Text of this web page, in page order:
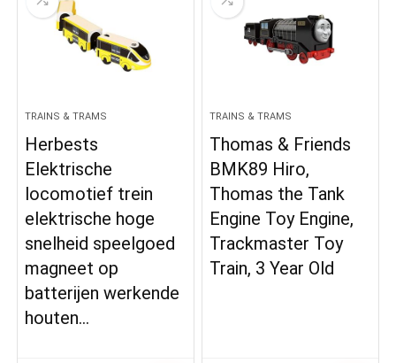
TRAINS & TRAMS
Herbests
Elektrische
locomotief trein
elektrische hoge
snelheid speelgoed
magneet op
batterijen werkende
houten…
TRAINS & TRAMS
Thomas & Friends
BMK89 Hiro,
Thomas the Tank
Engine Toy Engine,
Trackmaster Toy
Train, 3 Year Old